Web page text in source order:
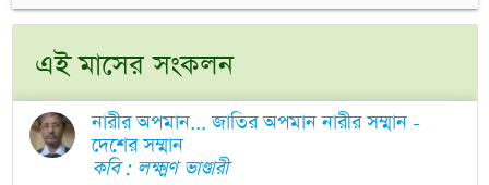
এই মাসের সংকলন
নারীর অপমান... জাতির অপমান নারীর সম্মান -
দেশের সম্মান
কবি : লক্ষ্মণ ভাণ্ডারী